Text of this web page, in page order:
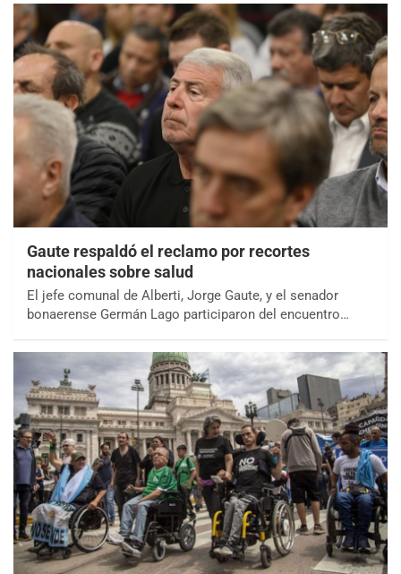
Gaute respaldó el reclamo por recortes
nacionales sobre salud
El jefe comunal de Alberti, Jorge Gaute, y el senador
bonaerense Germán Lago participaron del encuentro…